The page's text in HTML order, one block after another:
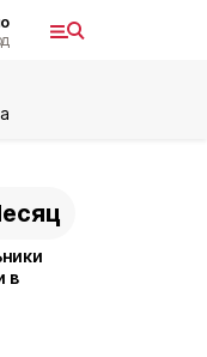
в